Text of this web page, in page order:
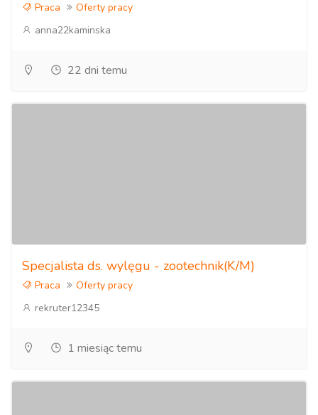
Praca
Oferty pracy
anna22kaminska
22 dni temu
Specjalista ds. wylęgu - zootechnik(K/M)
Praca
Oferty pracy
rekruter12345
1 miesiąc temu